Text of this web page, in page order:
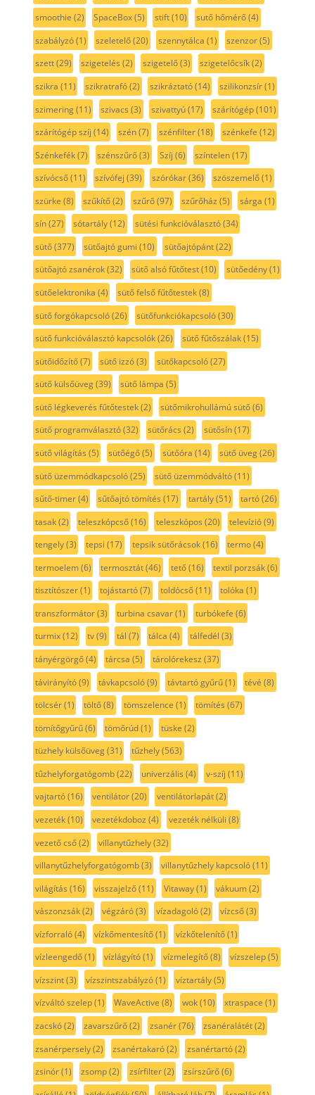
smoothie (2) SpaceBox(5) stift(10) sutő hőmérő(4)
szabályzó(1) szeletelő(20) szennytálca (1) szenzor(5)
szett(29) szigetelés (2) szigetelő(3) szigetelőcsík(2)
szikra (11) szikratrafó(2) szikráztató(14) szilikonzsír(1)
szimering(11) szivacs (3) szivattyú(17) szárítógép(101)
szárítógép szíj (14) szén(7) szénfilter(18) szénkefe (12)
Szénkefék(7) szénszűrő(3) Szíj (6) színtelen(17)
szívócső(11) szívófej (39) szórókar(36) szöszemelő(1)
szürke (8) szűkítő(2) szűrő(97) szűrőház (5) sárga (1)
sín(27) sótartály(12) sütési funkcióválasztó(34)
sütő(377) sütőajtó gumi (10) sütőajtópánt(22)
sütőajtó zsanérok(32) sütő alsó fűtőtest(10) sütőedény(1)
sütőelektronika (4) sütő felső fűtőtestek(8)
sütő forgókapcsoló(26) sütőfunkciókapcsoló(30)
sütő funkcióválasztó kapcsolók(26) sütő fűtőszálak(15)
sütőidőzítő(7) sütő izzó(3) sütőkapcsoló(27)
sütő külsőüveg(39) sütő lámpa (5)
sütő légkeverés fűtőtestek(2) sütőmikrohullámú sütő(6)
sütő programválasztó(32) sütőrács (2) sütősín(17)
sütő világítás (5) sütőégő(5) sütőóra (14) sütő üveg(26)
sütő üzemmódkapcsoló(25) sütő üzemmódváltó(11)
sűtő-timer(4) sűtőajtó tömítés (17) tartály(51) tartó(26)
tasak(2) teleszkópcső(16) teleszkópos (20) televízió(9)
tengely(3) tepsi (17) tepsik sütőrácsok(16) termo(4)
termoelem(6) termosztát(46) tető(16) textil porzsák(6)
tisztítószer(1) tojástartó(7) toldócső(11) tolóka (1)
transzformátor(3) turbina csavar(1) turbókefe (6)
turmix(12) tv(9) tál (7) tálca (4) tálfedél (3)
tányérgörgő(4) tárcsa (5) tárolórekesz (37)
távirányító(9) távkapcsoló(9) távtartó gyűrű(1) tévé (8)
tölcsér(1) töltő(8) tömszelence (1) tömítés (67)
tömítőgyűrű(6) tömőrúd(1) tüske (2)
tüzhely külsőüveg(31) tűzhely(563)
tűzhelyforgatógomb(22) univerzális (4) v-szíj (11)
vajtartó(16) ventilátor(20) ventilátorlapát(2)
vezeték(10) vezetékdoboz (4) vezeték nélküli (8)
vezető cső(2) villanytűzhely(32)
villanytűzhelyforgatógomb(3) villanytűzhely kapcsoló(11)
világítás (16) visszajelző(11) Vitaway(1) vákuum(2)
vászonzsák(2) végzáró(3) vízadagoló(2) vízcső(3)
vízforraló(4) vízkőmentesítő(1) vízkőtelenítő(1)
vízleengedő(1) vízlágyító(1) vízmelegítő(8) vízszelep(5)
vízszint(3) vízszintszabályzó(1) víztartály(5)
vízváltó szelep(1) WaveActive (8) wok(10) xtraspace (1)
zacskó(2) zavarszűrő(2) zsanér(76) zsanéralátét(2)
zsanérpersely(2) zsanértakaró(2) zsanértartó(2)
zsinór(1) zsomp(2) zsírfilter(2) zsírszűrő(6)